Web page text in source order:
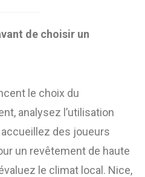
de choisir un
le choix du
analysez l’utilisation
des joueurs
un revêtement de haute
le climat local. Nice,